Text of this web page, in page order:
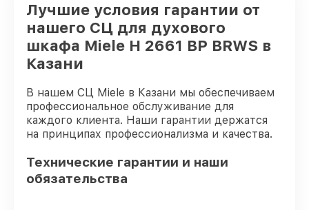
Лучшие условия гарантии от
нашего СЦ для духового
шкафа Miele H 2661 BP BRWS в
Казани
В нашем СЦ Miele в Казани мы обеспечиваем
профессиональное обслуживание для
каждого клиента. Наши гарантии держатся
на принципах профессионализма и качества.
Технические гарантии и наши
обязательства